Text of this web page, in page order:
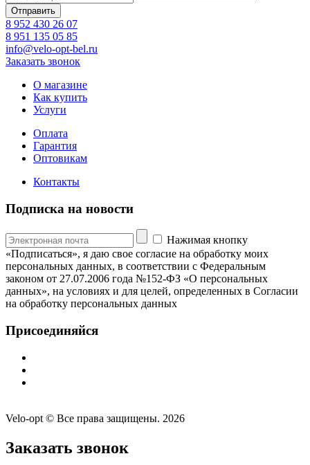
8 952 430 26 07
8 951 135 05 85
info@velo-opt-bel.ru
Заказать звонок
О магазине
Как купить
Услуги
Оплата
Гарантия
Оптовикам
Контакты
Подписка на новости
Нажимая кнопку
«Подписаться», я даю свое согласие на обработку моих
персональных данных, в соответствии с Федеральным
законом от 27.07.2006 года №152-ФЗ «О персональных
данных», на условиях и для целей, определенных в Согласии
на обработку персональных данных
Присоединяйся
Velo-opt © Все права защищены. 2026
Заказать звонок